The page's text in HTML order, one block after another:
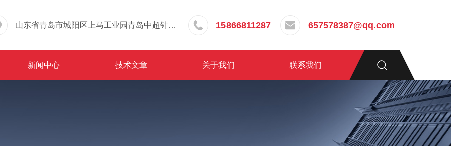
山东省青岛市城阳区上马工业园青岛中超针织有限公司院内东办公楼三层 15866811287 657578387@qq.com
新闻中心 技术文章 关于我们 联系我们